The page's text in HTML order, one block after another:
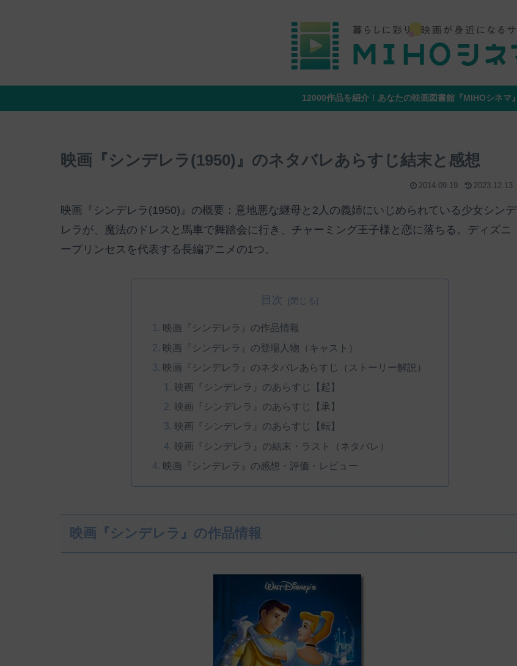
12000作品を紹介！あなたの映画図書館『MIHOシネマ』
映画『シンデレラ(1950)』のネタバレあらすじ結末と感想
2014.09.19 2023.12.13
映画『シンデレラ(1950)』の概要：意地悪な継母と2人の義姉にいじめられている少女シンデ
レラが、魔法のドレスと馬車で舞踏会に行き、チャーミング王子様と恋に落ちる。ディズニ
ープリンセスを代表する長編アニメの1つ。
目次
映画『シンデレラ』の作品情報
映画『シンデレラ』の登場人物（キャスト）
映画『シンデレラ』のネタバレあらすじ（ストーリー解説）
映画『シンデレラ』のあらすじ【起】
映画『シンデレラ』のあらすじ【承】
映画『シンデレラ』のあらすじ【転】
映画『シンデレラ』の結末・ラスト（ネタバレ）
映画『シンデレラ』の感想・評価・レビュー
映画『シンデレラ』の作品情報